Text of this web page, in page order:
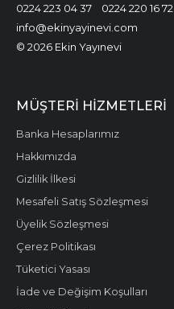
0224 223 04 37
0224 220 16 72
info@ekinyayinevi.com
© 2026 Ekin Yayınevi
MÜŞTERI HIZMETLERI
Banka Hesaplarımız
Hakkımızda
Gizlilik İlkesi
Mesafeli Satış Sözleşmesi
Üyelik Sözleşmesi
Çerez Politikası
Tüketici Yasası
İade ve Değişim Koşulları